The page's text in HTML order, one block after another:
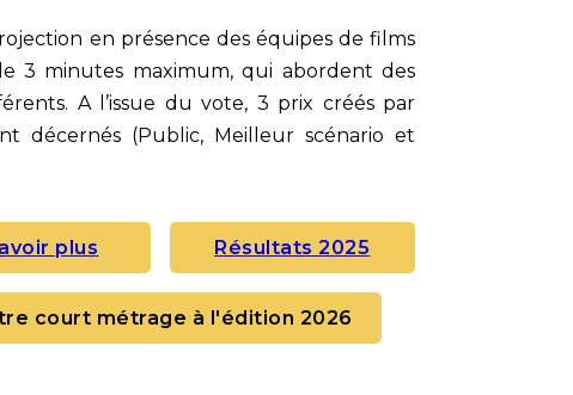
en présence des équipes de films
3 minutes maximum, qui abordent des
A l’issue du vote, 3 prix créés par
décernés (Public, Meilleur scénario et
plus Résultats 2025
court métrage à l'édition 2026